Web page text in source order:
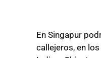
En Singapur
callejeros, en